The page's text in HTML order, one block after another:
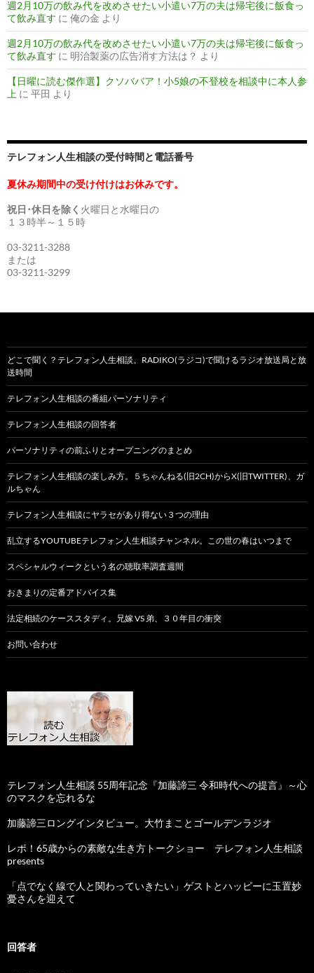
週2月10万の飲み代を改めさせたい小遣い7万の夫は帰宅後に飯食っ
て飲み直す に 俺の金 より
週2月10万の飲み代を改めさせたい小遣い7万の夫は帰宅後に飯食っ
て飲み直す に 明治製薬の広告消す方法は？ より
【日曜に読む傑作選】クソババア！小5娘の不登校を相談中に本人参
上 に 平田 より
テレフォン人生相談の受付時間と電話番号
夏休み期間中の受け付けはお休みです。
祝日･休日を除く 火曜日と水曜日の
１３時半～１５時
03-3211-3288
または
03-3211-3299
どこで聞く？テレフォン人生相談。RADIKO(ラジコ)で聞けるラジオ放送局と放
送時間
テレフォン人生相談の番組パーソナリティ
テレフォン人生相談の回答者
パーソナリティの前ふりとオープニングのまとめ
テレフォン人生相談の楽しみ方。５ちゃんねる(旧2CH)からX(旧TWITTER)、ガ
ルちゃん
テレフォン人生相談にヤラセがあり得ない３つの理由
乱立するYOUTUBEテレフォン人生相談チャンネル。この世の春はいつまで
スペシャルウィークという名の聴取率調査週間
おきまりの定番アドバイス集
法定相続のケーススタディ。兄嫁 VS 弟、３０年目の衝突
お問い合わせ
テレフォン人生相談 55周年記念『加藤諦三 令和時代への提言』～心
のマスクを忘れるな
加藤諦三ロングインタビュー。大竹まことゴールデンラジオ
レポ！65歳からの素敵な生き方トークショー テレフォン人生相談
presents
「点でなく線で人と関わっていきたい」ゲストとハッピーに玉置妙
憂さんを迎えて
回答者